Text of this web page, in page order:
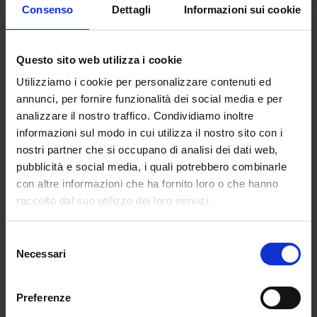
Consenso Dettagli Informazioni sui cookie
Questo sito web utilizza i cookie
Utilizziamo i cookie per personalizzare contenuti ed
annunci, per fornire funzionalità dei social media e per
analizzare il nostro traffico. Condividiamo inoltre
informazioni sul modo in cui utilizza il nostro sito con i
nostri partner che si occupano di analisi dei dati web,
pubblicità e social media, i quali potrebbero combinarle
con altre informazioni che ha fornito loro o che hanno
raccolto dal suo utilizzo dei loro servizi.
delNecessari
Preferenze
lavoro/stage?